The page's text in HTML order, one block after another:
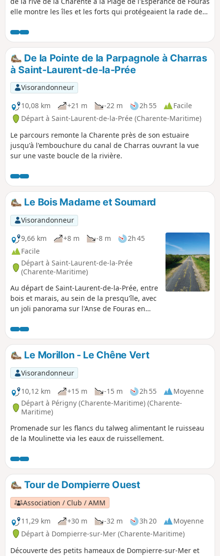
elle montre les îles et les forts qui protégeaient la rade de
De la Pointe de la Parpagnole à Charras
à Saint-Laurent-de-la-Prée
Visorandonneur
10,08 km
+21 m -22 m 2h 55
Facile
Départ à Saint-Laurent-de-la-Prée (Charente-Maritime)
Le parcours remonte la Charente près de son estuaire
jusqu'à l'embouchure du canal de Charras ouvrant la vue
sur une vaste boucle de la rivière.
Le Bois Madame et Soumard
Visorandonneur
9,66 km
+8 m -8 m
2h 45
Facile
Départ à Saint-Laurent-de-la-Prée
(Charente-Maritime)
Au départ de Saint-Laurent-de-la-Prée, entre
bois et marais, au sein de la presqu'île, avec
un joli panorama sur l'Anse de Fouras en
Le Morillon - Le Chêne Vert
Visorandonneur
10,12 km
+15 m -15 m 2h 55
Moyenne
Départ à Périgny (Charente-Maritime) (Charente-
Maritime)
Promenade sur les flancs du talweg alimentant le ruisseau
de la Moulinette via les eaux de ruissellement.
Tour de Dompierre Ouest
Association / Club / AMM
11,29 km
+30 m -32 m 3h 20
Moyenne
Départ à Dompierre-sur-Mer (Charente-Maritime)
Découverte des petits hameaux de Dompierre-sur-Mer et